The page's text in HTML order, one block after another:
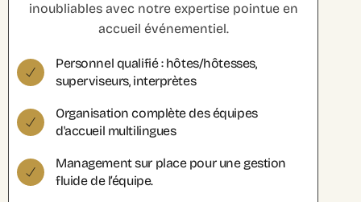
inoubliables avec notre expertise pointue en
accueil événementiel.
Personnel qualifié : hôtes/hôtesses,
superviseurs, interprètes
Organisation complète des équipes
d'accueil multilingues
Management sur place pour une gestion
fluide de l’équipe.